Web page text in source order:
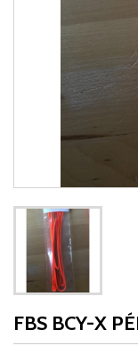
FBS BCY-X